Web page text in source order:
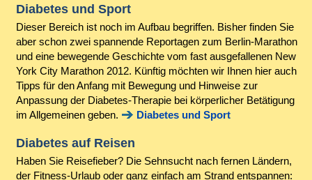
Diabetes und Sport
Dieser Bereich ist noch im Aufbau begriffen. Bisher finden Sie
aber schon zwei spannende Reportagen zum Berlin-Marathon
und eine bewegende Geschichte vom fast ausgefallenen New
York City Marathon 2012. Künftig möchten wir Ihnen hier auch
Tipps für den Anfang mit Bewegung und Hinweise zur
Anpassung der Diabetes-Therapie bei körperlicher Betätigung
im Allgemeinen geben.
Diabetes und Sport
Diabetes auf Reisen
Haben Sie Reisefieber? Die Sehnsucht nach fernen Ländern,
der Fitness-Urlaub oder ganz einfach am Strand entspannen: